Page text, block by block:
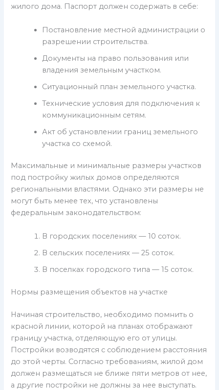
жилого дома. Паспорт должен содержать в себе:
Постановление местной администрации о
разрешении строительства.
Документы на право пользования или
владения земельным участком.
Ситуационный план земельного участка.
Технические условия для подключения к
коммуникационным сетям.
Акт об установлении границ земельного
участка со схемой.
Максимальные и минимальные размеры участков
под постройку жилых домов определяются
региональными властями. Однако эти размеры не
могут быть менее тех, что установлены
федеральным законодательством:
В городских поселениях — 10 соток.
В сельских поселениях — 25 соток.
В поселках городского типа — 15 соток.
Нормы размещения объектов на участке
Начиная строительство, необходимо помнить о
красной линии, которой на планах отображают
границу участка, отделяющую его от улицы.
Постройки возводятся с соблюдением расстояния
до этой черты. Согласно требованиям, жилой дом
должен размещаться не ближе пяти метров от нее,
а другие постройки не должны за нее выступать.